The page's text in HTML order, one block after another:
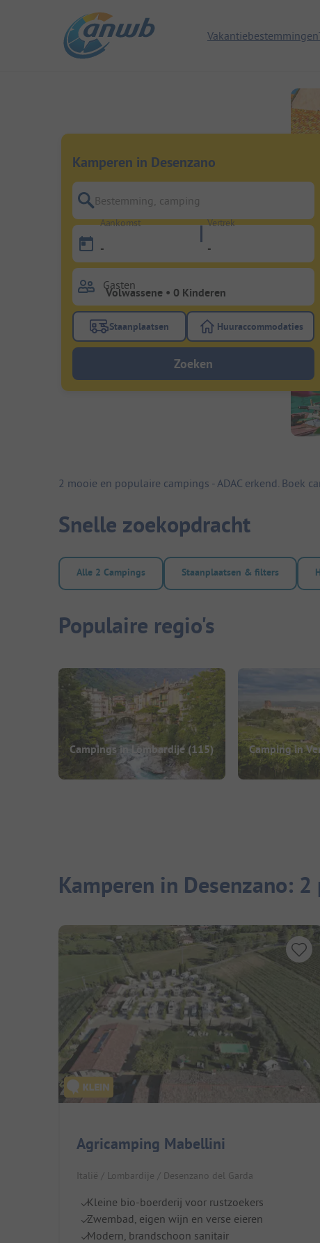
Vakantiebestemmingen
Kamperen in Desenzano
Bestemming, camping
Aankomst
-
Vertrek
-
Gasten
Gebruik de filterknop staanplaatsen om te
Staanplaatsen Gebruik de
Huuraccommodaties
Zoeken
2 mooie en populaire campings - ADAC erkend. Boek
Snelle zoekopdracht
Alle 2 Campings Staanplaatsen & filters
Populaire regio's
Campings in Lombardije (115) Camping in
Kamperen in Desenzano:
Agricamping Mabellini
Italië / Lombardije / Desenzano del Garda
Kleine bio-boerderij voor rustzoekers
Zwembad, eigen wijn en verse eieren
Modern, brandschoon sanitair